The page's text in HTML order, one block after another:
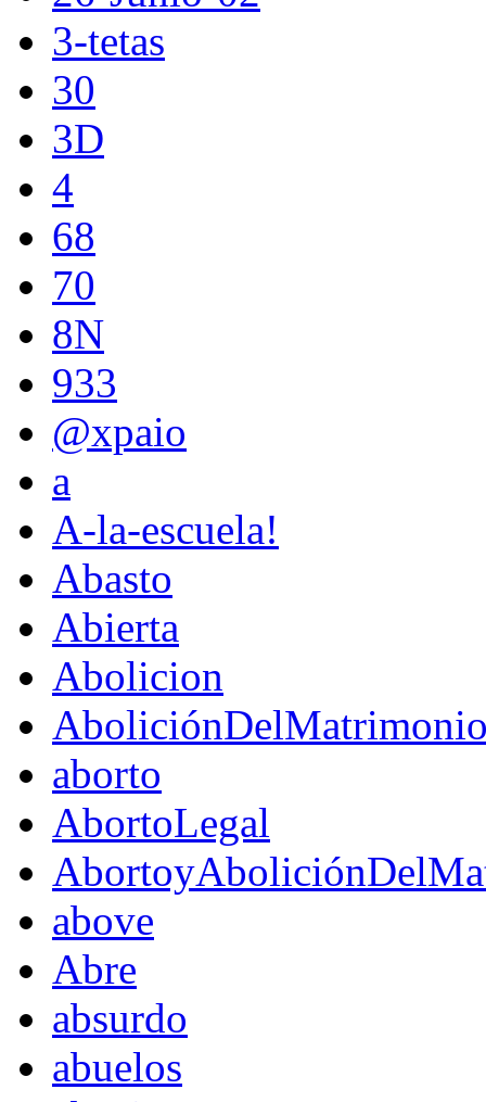
3-tetas
30
3D
4
68
70
8N
933
@xpaio
a
A-la-escuela!
Abasto
Abierta
Abolicion
aborto
AbortoLegal
above
Abre
absurdo
abuelos